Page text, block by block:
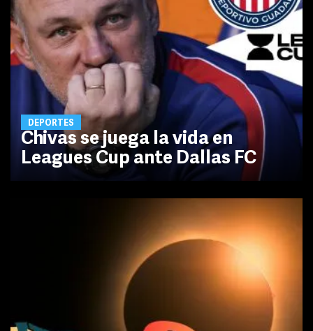
DEPORTES
Chivas se juega la vida en
Leagues Cup ante Dallas FC